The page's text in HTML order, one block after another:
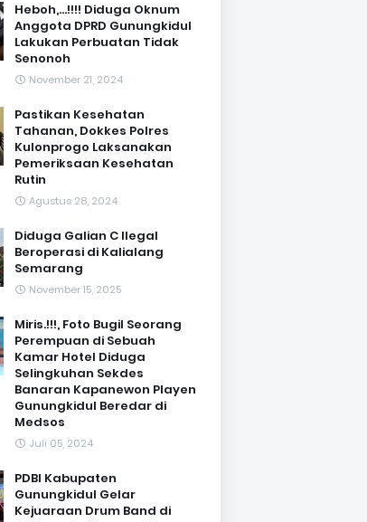
Heboh,...!!!! Diduga Oknum
Anggota DPRD Gunungkidul
Lakukan Perbuatan Tidak
Senonoh
November 21, 2024
Pastikan Kesehatan
Tahanan, Dokkes Polres
Kulonprogo Laksanakan
Pemeriksaan Kesehatan
Rutin
Agustus 28, 2024
Diduga Galian C Ilegal
Beroperasi di Kalialang
Semarang
November 15, 2025
Miris.!!!, Foto Bugil Seorang
Perempuan di Sebuah
Kamar Hotel Diduga
Selingkuhan Sekdes
Banaran Kapanewon Playen
Gunungkidul Beredar di
Medsos
Juli 05, 2024
PDBI Kabupaten
Gunungkidul Gelar
Kejuaraan Drum Band di